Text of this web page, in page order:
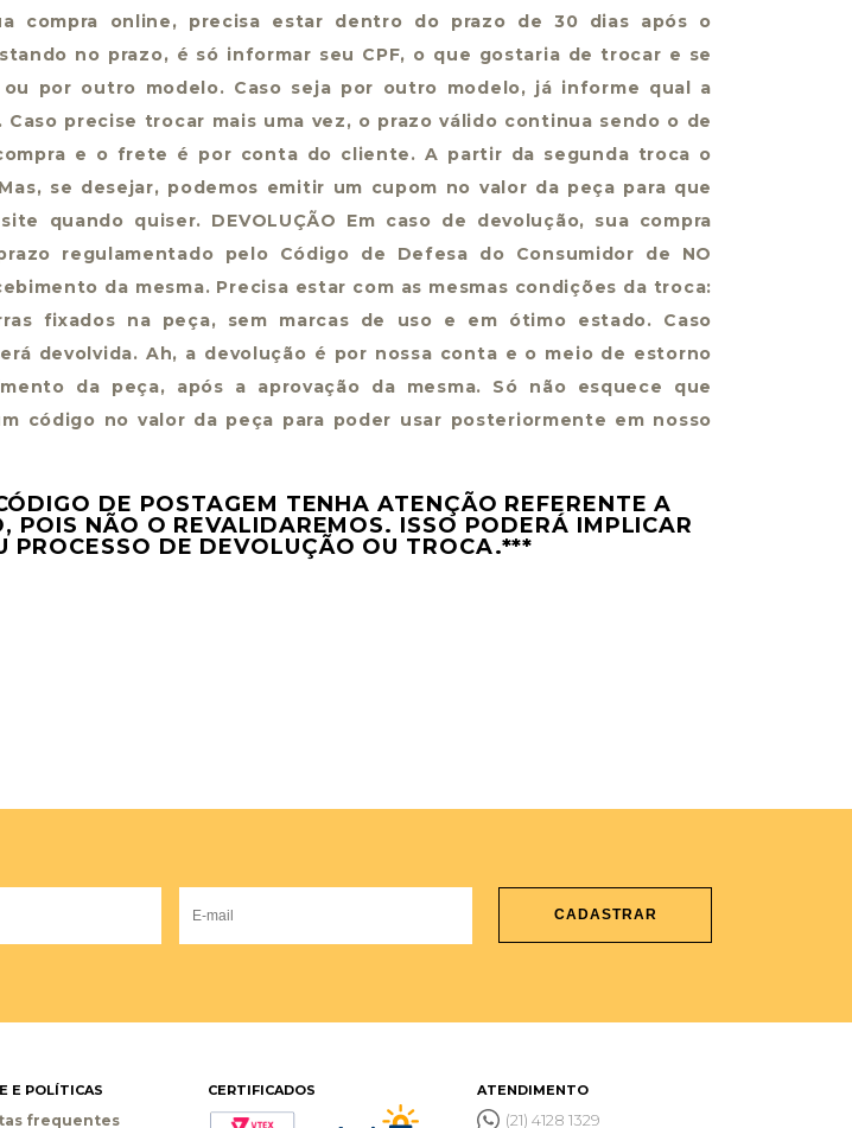
compra online, precisa estar dentro do prazo de 30 dias após o
no prazo, é só informar seu CPF, o que gostaria de trocar e se
por outro modelo. Caso seja por outro modelo, já informe qual a
precise trocar mais uma vez, o prazo válido continua sendo o de
e o frete é por conta do cliente. A partir da segunda troca o
se desejar, podemos emitir um cupom no valor da peça para que
quando quiser. DEVOLUÇÃO Em caso de devolução, sua compra
regulamentado pelo Código de Defesa do Consumidor de NO
da mesma. Precisa estar com as mesmas condições da troca:
fixados na peça, sem marcas de uso e em ótimo estado. Caso
devolvida. Ah, a devolução é por nossa conta e o meio de estorno
da peça, após a aprovação da mesma. Só não esquece que
código no valor da peça para poder usar posteriormente em nosso
DE POSTAGEM TENHA ATENÇÃO REFERENTE A
POIS NÃO O REVALIDAREMOS. ISSO PODERÁ IMPLICAR
PROCESSO DE DEVOLUÇÃO OU TROCA.***
CADASTRAR
E POLÍTICAS
frequentes
CERTIFICADOS ATENDIMENTO
(21) 4128 1329